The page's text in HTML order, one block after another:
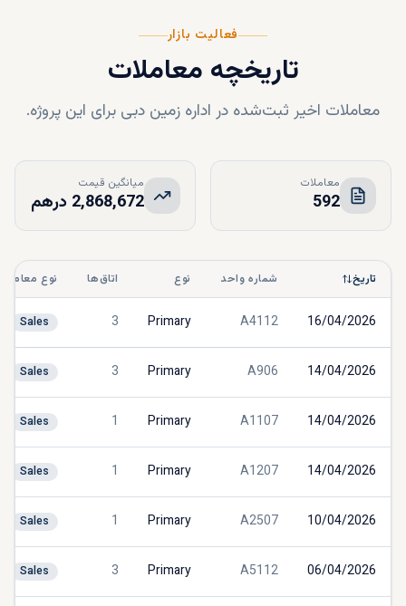
فعالیت بازار
تاریخچه معاملات
معاملات اخیر ثبت‌شده در اداره زمین دبی برای این پروژه.
معاملات
592
میانگین قیمت
2,868,672 درهم
تاریخ شماره واحد نوع اتاق‌ها نوع معامله
16/04/2026
A4112
Primary
3
Sales
14/04/2026
A906
Primary
3
Sales
14/04/2026
A1107
Primary
1
Sales
14/04/2026
A1207
Primary
1
Sales
10/04/2026
A2507
Primary
1
Sales
06/04/2026
A5112
Primary
3
Sales